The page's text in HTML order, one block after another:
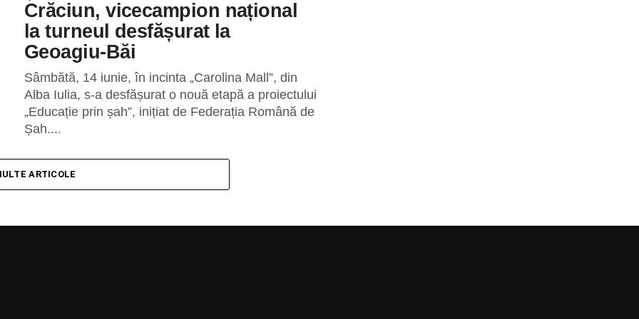
Crăciun, vicecampion național
la turneul desfășurat la
Geoagiu-Băi
Sâmbătă, 14 iunie, în incinta „Carolina Mall”, din
Alba Iulia, s-a desfășurat o nouă etapă a proiectului
„Educație prin șah”, inițiat de Federația Română de
Șah....
ARTICOLE